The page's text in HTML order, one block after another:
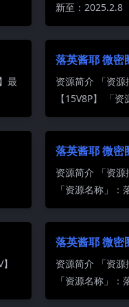
新至：2025.2.8
最
落英酱耶 微密
资源简介 「资
【15V8P】 「
落英酱耶 微密
资源简介 「资源
「资源名称」
落英酱耶 微密
资源简介 「资源
「资源名称」